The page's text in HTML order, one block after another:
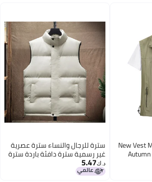
2021 New
pocket
2
سترة للرجال والنساء سترة عصرية
غير رسمية سترة دافئة باردة سترة
قطنية بلون موحد مصنع للرجال
د.ك‏5.47